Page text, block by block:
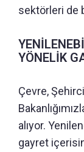
sektörleri de
YÖNELİK
Çevre,
alıyor.
gayret